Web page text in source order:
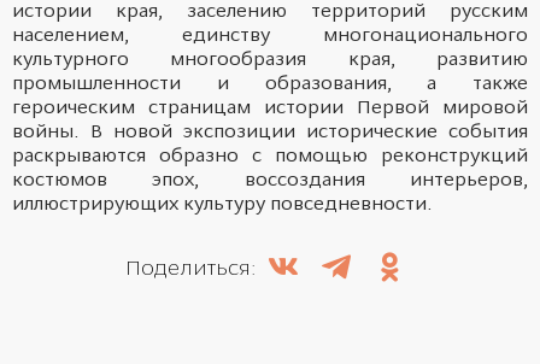
истории края, заселению территорий русским
населением, единству многонационального
культурного многообразия края, развитию
промышленности и образования, а также
героическим страницам истории Первой мировой
войны. В новой экспозиции исторические события
раскрываются образно с помощью реконструкций
костюмов эпох, воссоздания интерьеров,
иллюстрирующих культуру повседневности.
Поделиться: